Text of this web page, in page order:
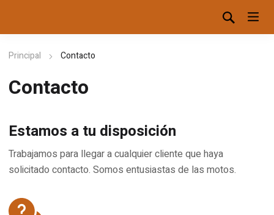
Principal Contacto
Contacto
Estamos a tu disposición
Trabajamos para llegar a cualquier cliente que haya
solicitado contacto. Somos entusiastas de las motos.